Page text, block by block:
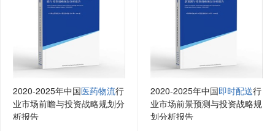
2020-2025年中国医药物流行
业市场前瞻与投资战略规划分
析报告
2020-2025年中国即时配送行
业市场前景预测与投资战略规
划分析报告